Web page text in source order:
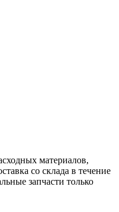
материалов,
со склада в течение
запчасти только